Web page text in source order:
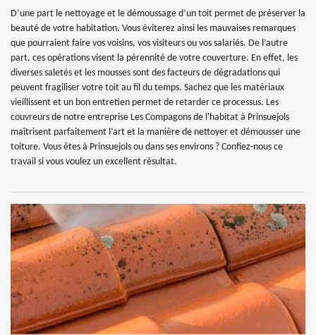
D’une part le nettoyage et le démoussage d’un toit permet de préserver la
beauté de votre habitation. Vous éviterez ainsi les mauvaises remarques
que pourraient faire vos voisins, vos visiteurs ou vos salariés. De l’autre
part, ces opérations visent la pérennité de votre couverture. En effet, les
diverses saletés et les mousses sont des facteurs de dégradations qui
peuvent fragiliser votre toit au fil du temps. Sachez que les matériaux
vieillissent et un bon entretien permet de retarder ce processus. Les
couvreurs de notre entreprise Les Compagons de l'habitat à Prinsuejols
maîtrisent parfaitement l’art et la manière de nettoyer et démousser une
toiture. Vous êtes à Prinsuejols ou dans ses environs ? Confiez-nous ce
travail si vous voulez un excellent résultat.